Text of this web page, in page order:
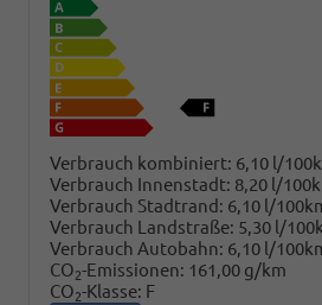
Verbrauch kombiniert: 6,10 l/
Verbrauch Innenstadt: 8,20 l/
Verbrauch Stadtrand: 6,10 l/
Verbrauch Landstraße: 5,30 l/
Verbrauch Autobahn: 6,10 l/
CO2-Emissionen: 161,00 g/km
CO2-Klasse: F